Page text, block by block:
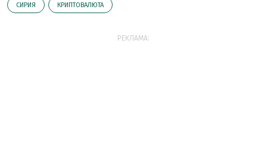
СИРИЯ КРИПТОВАЛЮТА
РЕКЛАМА: